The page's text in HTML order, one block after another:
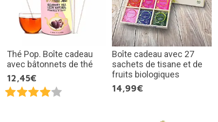
Thé Pop. Boîte cadeau
avec bâtonnets de thé
12,45€
Boîte cadeau avec 27
sachets de tisane et de
fruits biologiques
14,99€